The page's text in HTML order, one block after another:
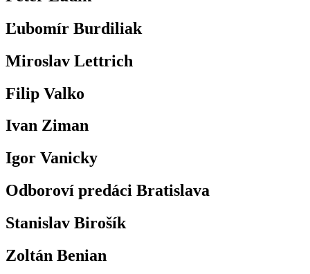
Ľubomír Burdiliak
Miroslav Lettrich
Filip Valko
Ivan Ziman
Igor Vanicky
Odboroví predáci Bratislava
Stanislav Birošík
Zoltán Benian